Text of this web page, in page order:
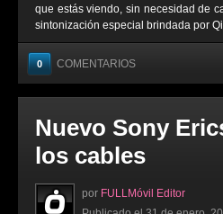
que estás viendo, sin necesidad de
sintonización especial brindada por
0 COMENTARIOS
Nuevo Sony
los cables
por FULLMóvil Editor